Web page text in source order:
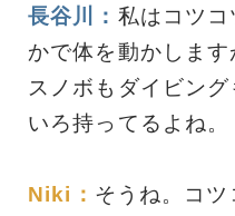
長谷川： 私はコツコ
かで体を動かします
スノボもダイビン
いろ持ってるよね。
Niki： そうね。コ